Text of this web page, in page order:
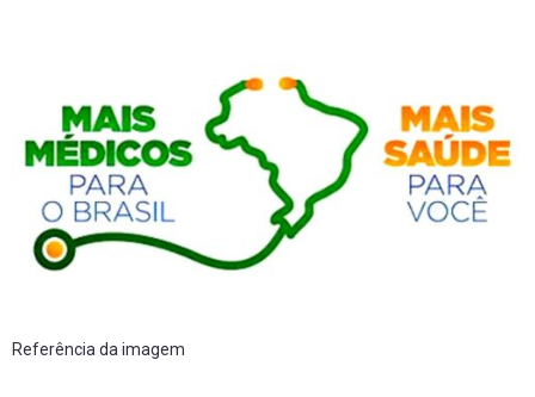
Referência da imagem